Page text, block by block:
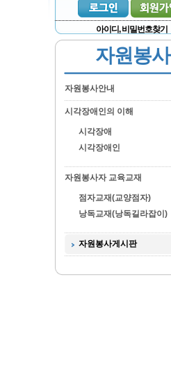
아이디, 비밀번호찾기
자원봉사
자원봉사안내
시각장애인의 이해
시각장애
시각장애인
자원봉사자 교육교재
점자교재(교양점자)
낭독교재(낭독길라잡이)
자원봉사게시판